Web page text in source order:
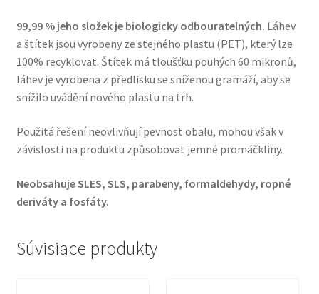
99,99 % jeho složek je biologicky odbouratelných. Láhev
a štítek jsou vyrobeny ze stejného plastu (PET), který lze
100% recyklovat. Štítek má tloušťku pouhých 60 mikronů,
láhev je vyrobena z předlisku se sníženou gramáží, aby se
snížilo uvádění nového plastu na trh.
Použitá řešení neovlivňují pevnost obalu, mohou však v
závislosti na produktu způsobovat jemné promáčkliny.
Neobsahuje SLES, SLS, parabeny, formaldehydy, ropné
deriváty a fosfáty.
Súvisiace produkty